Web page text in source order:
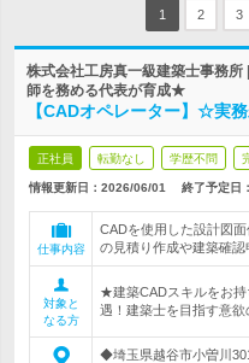
1 2 3
株式会社工房真一級建築士事務
師を務める代表が育成★
【CADオペレーター】☆実
正社員 転勤なし 学歴不問
情報更新日：2026/06/01 終了予定日：
仕事内容
CADを使用した設計図
の見積り作成や建築確認
対象と
なる方
★建築CADスキルをお
遇！建築士を目指す意欲
◆埼玉県越谷市小曽川